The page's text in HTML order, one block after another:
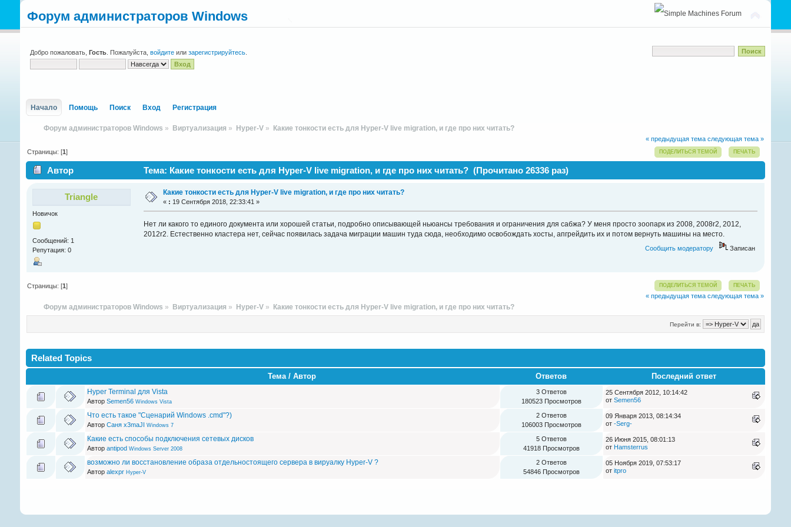
Форум администраторов Windows
Добро пожаловать, Гость. Пожалуйста, войдитеили зарегистрируйтесь.
Начало Помощь Поиск Вход Регистрация
Форум администраторов Windows » Виртуализация » Hyper-V » Какие тонкости есть для Hyper-V live migration, и где про них читать?
« предыдущая тема следующая тема »
ПОДЕЛИТЬСЯ ТЕМОЙ ПЕЧАТЬ
Страницы: [1 ]
Автор Тема: Какие тонкости есть для Hyper-V live migration, и где про них читать? (Прочитано 26336 раз)
Triangle
Новичок
Сообщений: 1
Репутация: 0
Какие тонкости есть для Hyper-V live migration, и где про них читать?
« : 19 Сентября 2018, 22:33:41 »
Нет ли какого то единого документа или хорошей статьи, подробно описывающей ньюансы требования и ограничения для сабжа? У меня просто зоопарк из 2008, 2008r2, 2012,
2012r2. Естественно кластера нет, сейчас появилась задача миграции машин туда сюда, необходимо освобождать хосты, апгрейдить их и потом вернуть машины на место.
Сообщить модератору Записан
ПОДЕЛИТЬСЯ ТЕМОЙ ПЕЧАТЬ
Страницы: [1]
« предыдущая тема следующая тема »
Форум администраторов Windows » Виртуализация » Hyper-V » Какие тонкости есть для Hyper-V live migration, и где про них читать?
Перейти в:
Related Topics
Тема / Автор Ответов Последний ответ
Hyper Terminal для Vista
Автор Semen56 Windows Vista
3 Ответов
180523 Просмотров
25 Сентября 2012, 10:14:42
от Semen56
Что есть такое "Сценарий Windows .cmd"?)
Автор Саня x3maJI Windows 7
2 Ответов
106003 Просмотров
09 Января 2013, 08:14:34
от -Serg-
Какие есть способы подключения сетевых дисков
Автор antipod Windows Server 2008
5 Ответов
41918 Просмотров
26 Июня 2015, 08:01:13
от Hamsterrus
возможно ли восстановление образа отдельностоящего сервера в вируалку Hyper-V ?
Автор alexpr Hyper-V
2 Ответов
54846 Просмотров
05 Ноября 2019, 07:53:17
от itpro